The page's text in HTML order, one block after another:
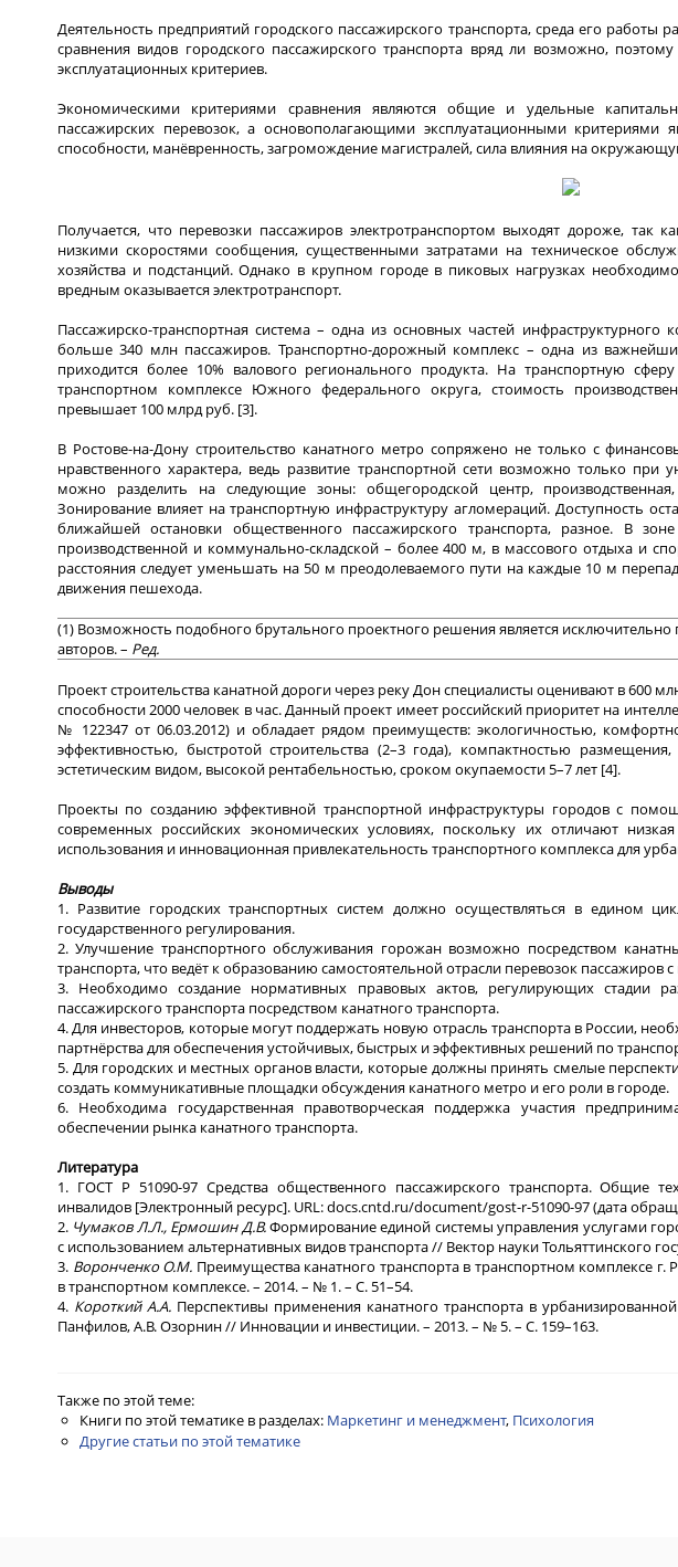
Деятельность предприятий городского пассажирского транспорта, среда его
сравнения видов городского пассажирского транспорта вряд ли возможно,
эксплуатационных критериев.
Экономическими критериями сравнения являются общие и удельные
пассажирских перевозок, а основополагающими эксплуатационными критериями
способности, манёвренность, загромождение магистралей, сила влияния на
Получается, что перевозки пассажиров электротранспортом выходят дороже, так
низкими скоростями сообщения, существенными затратами на техническое
хозяйства и подстанций. Однако в крупном городе в пиковых нагрузках
вредным оказывается электротранспорт.
Пассажирско-транспортная система – одна из основных частей
больше 340 млн пассажиров. Транспортно-дорожный комплекс – одна из
приходится более 10% валового регионального продукта. На транспортную
транспортном комплексе Южного федерального округа, стоимость
превышает 100 млрд руб. [3].
В Ростове-на-Дону строительство канатного метро сопряжено не только с
нравственного характера, ведь развитие транспортной сети возможно только при
можно разделить на следующие зоны: общегородской центр,
Зонирование влияет на транспортную инфраструктуру агломераций. Доступность
ближайшей остановки общественного пассажирского транспорта, разное. В
производственной и коммунально-складской – более 400 м, в массового отдыха и
расстояния следует уменьшать на 50 м преодолеваемого пути на каждые 10 м
движения пешехода.
(1) Возможность подобного брутального проектного решения является исключительно
авторов. – Ред.
Проект строительства канатной дороги через реку Дон специалисты оценивают в 600
способности 2000 человек в час. Данный проект имеет российский приоритет на
№ 122347 от 06.03.2012) и обладает рядом преимуществ: экологичностью,
эффективностью, быстротой строительства (2–3 года), компактностью
эстетическим видом, высокой рентабельностью, сроком окупаемости 5–7 лет [4].
Проекты по созданию эффективной транспортной инфраструктуры городов с
современных российских экономических условиях, поскольку их отличают
использования и инновационная привлекательность транспортного комплекса для
Выводы
1. Развитие городских транспортных систем должно осуществляться в едином
государственного регулирования.
2. Улучшение транспортного обслуживания горожан возможно посредством
транспорта, что ведёт к образованию самостоятельной отрасли перевозок
3. Необходимо создание нормативных правовых актов, регулирующих стадии
пассажирского транспорта посредством канатного транспорта.
4. Для инвесторов, которые могут поддержать новую отрасль транспорта в России,
партнёрства для обеспечения устойчивых, быстрых и эффективных решений по
5. Для городских и местных органов власти, которые должны принять смелые
создать коммуникативные площадки обсуждения канатного метро и его роли в городе.
6. Необходима государственная правотворческая поддержка участия
обеспечении рынка канатного транспорта.
Литература
1. ГОСТ Р 51090-97 Средства общественного пассажирского транспорта. Общие
инвалидов [Электронный ресурс]. URL: docs.cntd.ru/document/gost-r-51090-97 (дата
2. Чумаков Л.Л., Ермошин Д.В.Формирование единой системы управления услугами
с использованием альтернативных видов транспорта // Вектор науки Тольяттинского
3. Воронченко О.М. Преимущества канатного транспорта в транспортном комплексе
в транспортном комплексе. – 2014. – № 1. – С. 51–54.
4. Короткий А.А. Перспективы применения канатного транспорта в
Панфилов, А.В. Озорнин // Инновации и инвестиции. – 2013. – № 5. – С. 159–163.
Также по этой теме:
Книги по этой тематике в разделах: Маркетинг и менеджмент, Психология
Другие статьи по этой тематике